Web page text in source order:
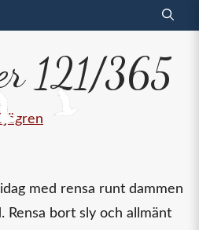
121/365
med rensa runt dammen
Rensa bort sly och allmänt